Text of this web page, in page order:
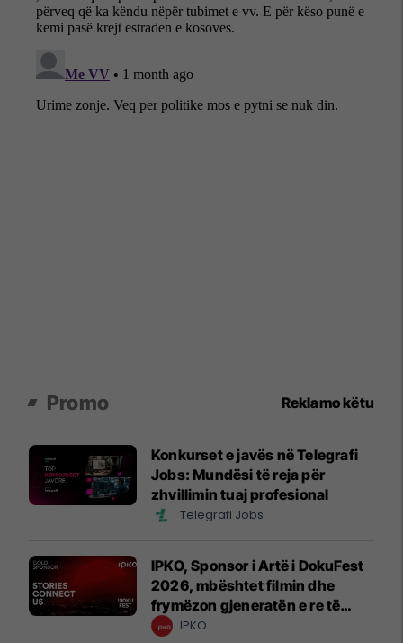
Promo Reklamo këtu
Konkurset e javës në Telegrafi
Jobs: Mundësi të reja për
zhvillimin tuaj profesional
Telegrafi Jobs
IPKO, Sponsor i Artë i DokuFest
2026, mbështet filmin dhe
frymëzon gjeneratën e re të
krijuesve
IPKO